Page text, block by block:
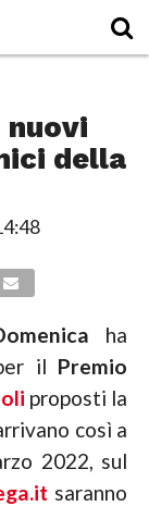
nuovi
della
ha
il Premio
proposti la
così a
2022, sul
saranno